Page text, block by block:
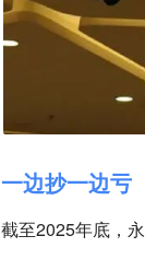
一边抄一边亏
截至2025年底，